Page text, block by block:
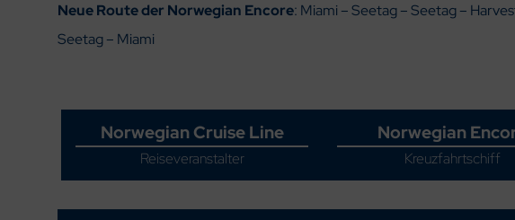
Neue Route der Norwegian Encore: Miami – Seetag – Seetag –
Seetag – Miami
Norwegian Cruise Line
Reiseveranstalter
Norwegian
Kreuzfahrtschiff